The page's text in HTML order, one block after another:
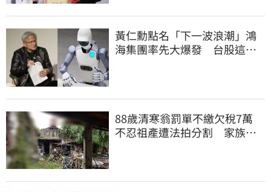
黃仁勳點名「下一波浪潮」鴻
海集團率先大爆發 台股這族
88歲清寒翁罰單不繳欠稅7萬
不忍祖產遭法拍分割 家族按